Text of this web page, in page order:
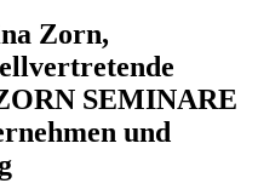
Zorn,
SEMINARE
und